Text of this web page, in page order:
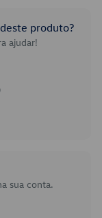
produto?
ajudar!
sua conta.